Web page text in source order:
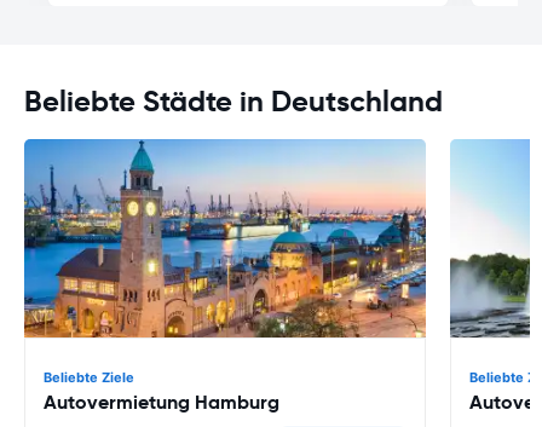
Beliebte Städte in Deutschland
Beliebte Ziele
Autovermietung Hamburg
Beliebte